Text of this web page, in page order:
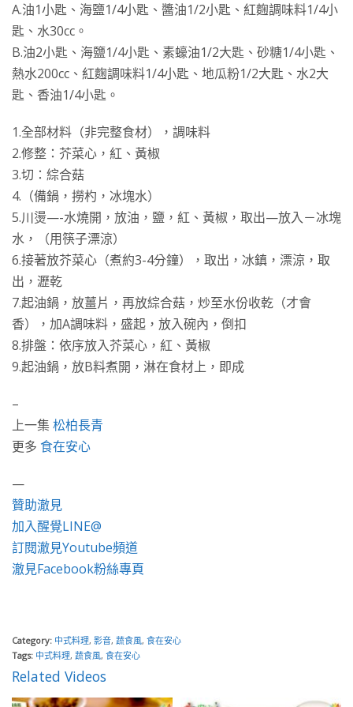
A.油1小匙、海鹽1/4小匙、醬油1/2小匙、紅麴調味料1/4小
匙、水30cc。
B.油2小匙、海鹽1/4小匙、素蠔油1/2大匙、砂糖1/4小匙、
熱水200cc、紅麴調味料1/4小匙、地瓜粉1/2大匙、水2大
匙、香油1/4小匙。
1.全部材料（非完整食材），調味料
2.修整：芥菜心，紅、黃椒
3.切：綜合菇
4.（備鍋，撈杓，冰塊水）
5.川燙—-水燒開，放油，鹽，紅、黃椒，取出—放入－冰塊
水，（用筷子漂涼）
6.接著放芥菜心（煮約3-4分鐘），取出，冰鎮，漂涼，取
出，瀝乾
7.起油鍋，放薑片，再放綜合菇，炒至水份收乾（才會
香），加A調味料，盛起，放入碗內，倒扣
8.排盤：依序放入芥菜心，紅、黃椒
9.起油鍋，放B料煮開，淋在食材上，即成
–
上一集松柏長青
更多 食在安心
—
贊助澈見
加入醒覺LINE@
訂閱澈見Youtube頻道
澈見Facebook粉絲專頁
Category: 中式料理, 影音, 蔬食風, 食在安心
Tags: 中式料理, 蔬食風, 食在安心
Related Videos